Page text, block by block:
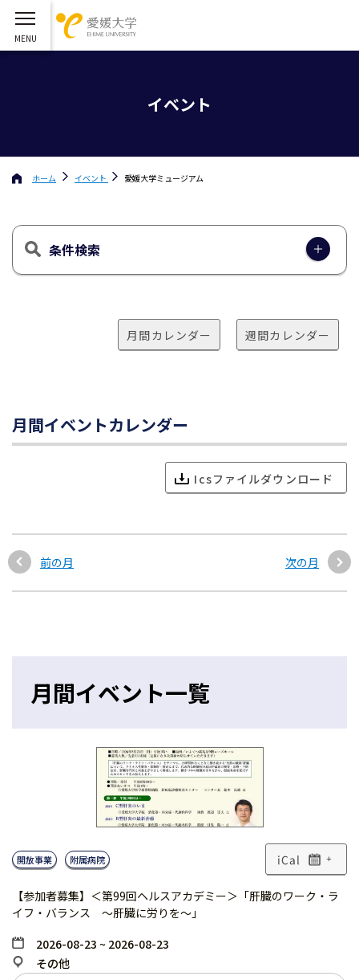
イベント
ホーム イベント 愛媛大学ミュージアム
条件検索
月間カレンダー 週間カレンダー
月間イベントカレンダー
Icsファイルダウンロード
前の月 次の月
月間イベント一覧
開放事業 附属病院 +
【参加者募集】＜第99回ヘルスアカデミー＞「肝臓のワーク・ラ
イフ・バランス 〜肝臓に労りを〜」
2026-08-23 ~ 2026-08-23
その他